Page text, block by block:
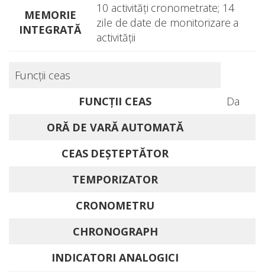
MEMORIE
INTEGRATĂ
10 activităţi cronometrate; 14
zile de date de monitorizare a
activităţii
Funcţii ceas
FUNCŢII CEAS
Da
ORĂ DE VARĂ AUTOMATĂ
CEAS DEŞTEPTĂTOR
TEMPORIZATOR
CRONOMETRU
CHRONOGRAPH
INDICATORI ANALOGICI